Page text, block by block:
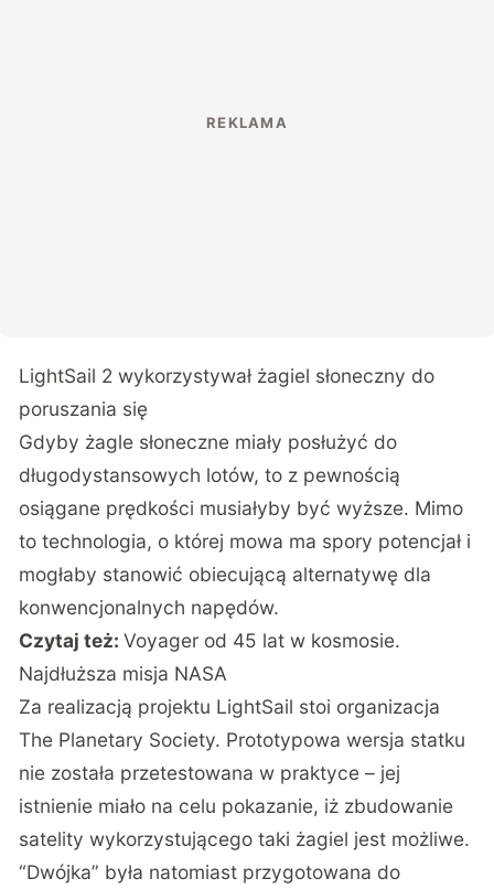
LightSail 2 wykorzystywał żagiel słoneczny do
poruszania się
Gdyby żagle słoneczne miały posłużyć do
długodystansowych lotów, to z pewnością
osiągane prędkości musiałyby być wyższe. Mimo
to technologia, o której mowa ma spory potencjał i
mogłaby stanowić obiecującą alternatywę dla
konwencjonalnych napędów.
Czytaj też: Voyager od 45 lat w kosmosie.
Najdłuższa misja NASA
Za realizacją projektu LightSail stoi organizacja
The Planetary Society. Prototypowa wersja statku
nie została przetestowana w praktyce – jej
istnienie miało na celu pokazanie, iż zbudowanie
satelity wykorzystującego taki żagiel jest możliwe.
“Dwójka” była natomiast przygotowana do